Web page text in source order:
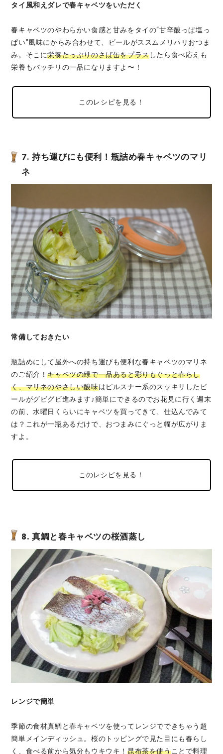
タイ風和えダレで春キャベツをいただく
春キャベツのやわらかい食感と甘みをタイの“甘辛酸っぱ塩っ
ぱい”風味にからみ合わせて、ビールがススムメリハリおつま
み。そこに栄養たっぷりのさば缶をプラスしたら食べ応えも
栄養もバッチリの一品になりますよ〜！
このレシピを見る！
7. 持ち運びにも便利！瓶詰め春キャベツのマリ
ネ
常備しておきたい
瓶詰めにして屋外への持ち運びも便利な春キャベツのマリネ
のご紹介！キャベツの緑で一品あると彩りもぐっと春らし
く、マリネのやさしい酸味はピルスナー系のスッキリしたビ
ールがグビグビ進みます♪簡単にできるのでお花見に行く週末
の前、水曜日くらいにキャベツを買ってきて、仕込んでみて
は？これが一瓶あるだけで、おつまみにぐっと幅が広がりま
すよ。
このレシピを見る！
8.真鯛と春キャベツの桜酒蒸し
レンジで簡単
季節の食材真鯛と春キャベツを使ってレンジでできちゃう超
簡単メインディッシュ。桜のトッピングで見た目にも春らし
く、食べる前から気分もウキウキ！ 昆布茶を使うことで料理